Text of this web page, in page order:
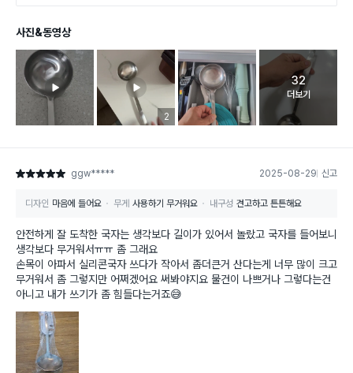
사진&동영상
리뷰 이미지 등록 개수
2
고객 리뷰
32
더보기
별점 5점 ggw***** 2025-08-29 신고
디자인 마음에 들어요 무게 사용하기 무거워요 내구성 견고하고 튼튼해요
안전하게 잘 도착한 국자는 생각보다 길이가 있어서 놀랐고 국자를 들어보니
생각보다 무거워서ㅠㅠ 좀 그래요
손목이 아파서 실리콘국자 쓰다가 작아서 좀더큰거 산다는게 너무 많이 크고
무거워서 좀 그렇지만 어쩌겠어요 써봐야지요 물건이 나쁘거나 그렇다는건
아니고 내가 쓰기가 좀 힘들다는거죠😅